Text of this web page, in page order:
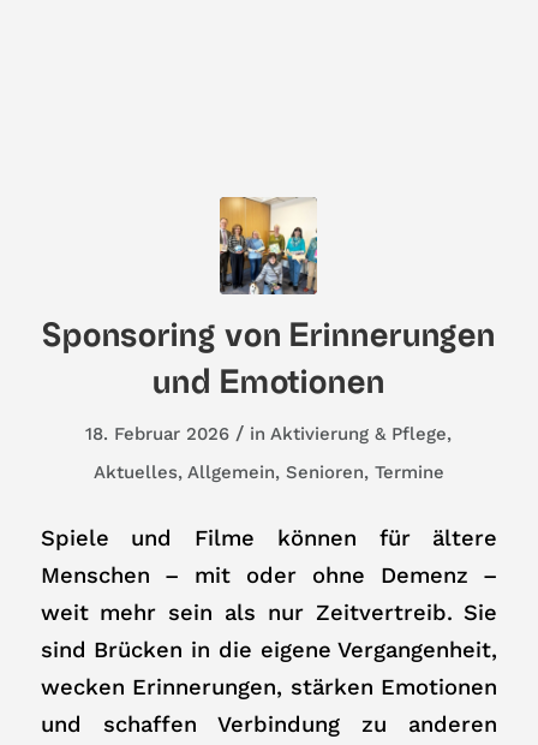
Sponsoring von Erinnerungen
und Emotionen
18. Februar 2026 / inAktivierung & Pflege,
Aktuelles, Allgemein, Senioren, Termine
Spiele und Filme können für ältere
Menschen – mit oder ohne Demenz –
weit mehr sein als nur Zeitvertreib. Sie
sind Brücken in die eigene Vergangenheit,
wecken Erinnerungen, stärken Emotionen
und schaffen Verbindung zu anderen